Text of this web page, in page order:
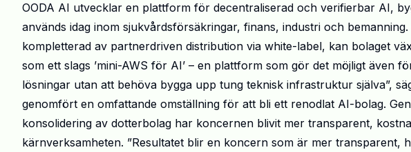
OODA AI utvecklar en plattform för decentraliserad och verifierbar AI,
används idag inom sjukvårdsförsäkringar, finans, industri och
kompletterad av partnerdriven distribution via white-label, kan bolaget
som ett slags ’mini-AWS för AI’ – en plattform som gör det möjligt även
lösningar utan att behöva bygga upp tung teknisk infrastruktur själva”,
genomfört en omfattande omställning för att bli ett renodlat AI-bolag.
konsolidering av dotterbolag har koncernen blivit mer transparent,
kärnverksamheten. ”Resultatet blir en koncern som är mer